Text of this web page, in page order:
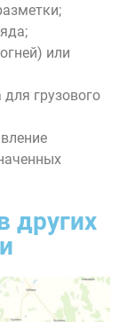
или
грузового
других